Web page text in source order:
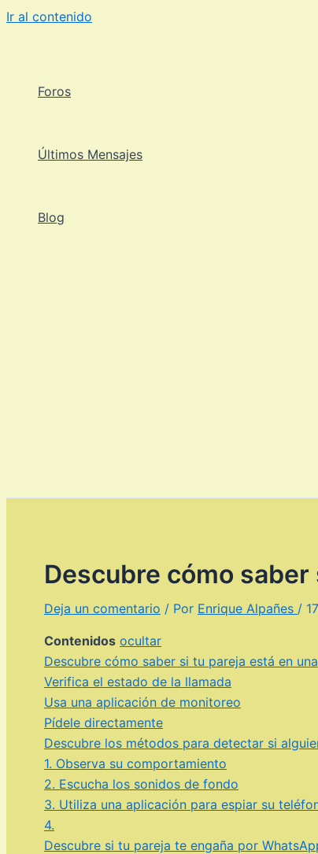
Ir al contenido
Foros
Últimos Mensajes
Blog
Descubre cómo
Deja un comentario / Por Enrique Alpañes /
Contenidos ocultar
Descubre cómo saber si tu pareja está en
Verifica el estado de la llamada
Usa una aplicación de monitoreo
Pídele directamente
Descubre los métodos para detectar si
1. Observa su comportamiento
2. Escucha los sonidos de fondo
3. Utiliza una aplicación para espiar su
4.
Descubre si tu pareja te engaña por